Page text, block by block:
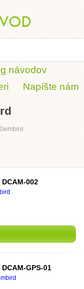
návodov
Napíšte nám
Gembird
002
GPS-01